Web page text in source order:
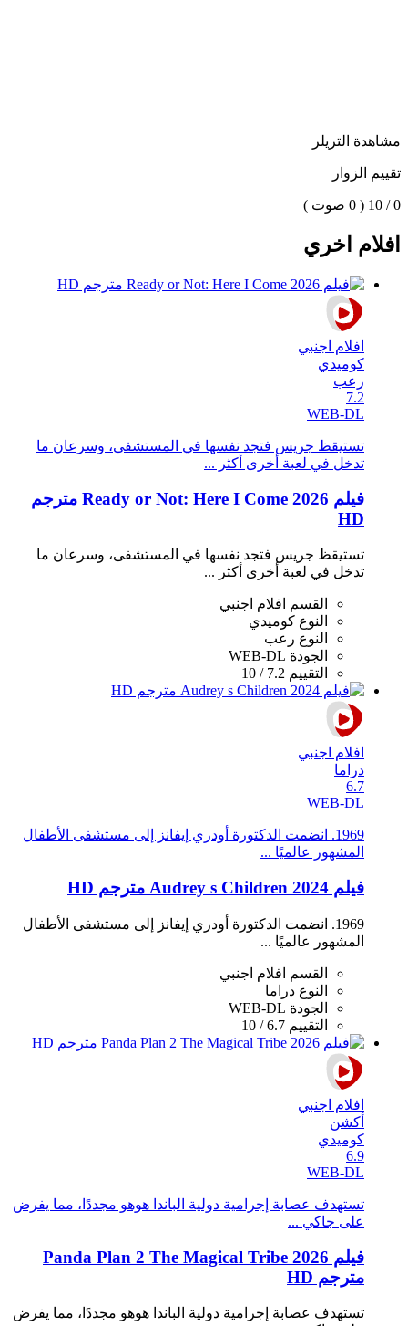
مشاهدة التريلر
تقييم الزوار
0 / 10 ( 0 صوت )
افلام اخري
افلام اجنبي
كوميدي
رعب
7.2
WEB-DL
تستيقظ جريس فتجد نفسها في المستشفى، وسرعان ما
تدخل في لعبة أخرى أكثر ...
فيلم Ready or Not: Here I Come 2026 مترجم
HD
تستيقظ جريس فتجد نفسها في المستشفى، وسرعان ما
تدخل في لعبة أخرى أكثر ...
القسم
افلام اجنبي
النوع كوميدي
النوع رعب
الجودة WEB-DL
التقييم 7.2 / 10
افلام اجنبي
دراما
6.7
WEB-DL
1969. انضمت الدكتورة أودري إيفانز إلى مستشفى الأطفال
المشهور عالميًا ...
فيلم Audrey s Children 2024 مترجم HD
1969. انضمت الدكتورة أودري إيفانز إلى مستشفى الأطفال
المشهور عالميًا ...
القسم
افلام اجنبي
النوع دراما
الجودة WEB-DL
التقييم 6.7 / 10
افلام اجنبي
أكشن
كوميدي
6.9
WEB-DL
تستهدف عصابة إجرامية دولية الباندا هوهو مجددًا، مما يفرض
على جاكي ...
فيلم Panda Plan 2 The Magical Tribe 2026
مترجم HD
تستهدف عصابة إجرامية دولية الباندا هوهو مجددًا، مما يفرض